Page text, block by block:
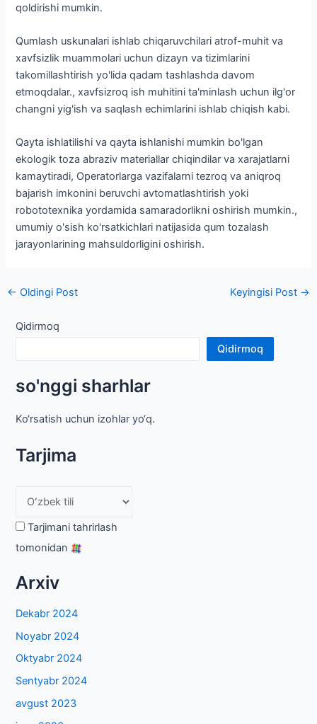
qoldirishi mumkin.
Qumlash uskunalari ishlab chiqaruvchilari atrof-muhit va
xavfsizlik muammolari uchun dizayn va tizimlarini
takomillashtirish yo'lida qadam tashlashda davom
etmoqdalar., xavfsizroq ish muhitini ta'minlash uchun ilg'or
changni yig'ish va saqlash echimlarini ishlab chiqish kabi.
Qayta ishlatilishi va qayta ishlanishi mumkin bo'lgan
ekologik toza abraziv materiallar chiqindilar va xarajatlarni
kamaytiradi, Operatorlarga vazifalarni tezroq va aniqroq
bajarish imkonini beruvchi avtomatlashtirish yoki
robototexnika yordamida samaradorlikni oshirish mumkin.,
umumiy o'sish ko'rsatkichlari natijasida qum tozalash
jarayonlarining mahsuldorligini oshirish.
Post
← Oldingi Post Keyingisi Post →
Qidirmoq
Qidirmoq
so'nggi sharhlar
Ko‘rsatish uchun izohlar yo‘q.
Tarjima
Tarjimani tahrirlash
tomonidan
Arxiv
Dekabr 2024
Noyabr 2024
Oktyabr 2024
Sentyabr 2024
avgust 2023